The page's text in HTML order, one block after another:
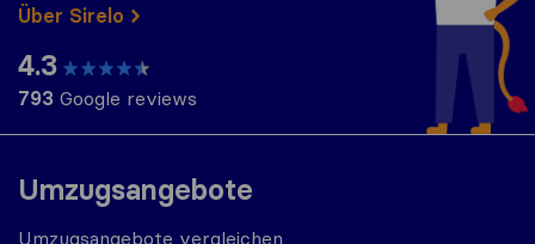
Umzugsangebote
Umzugsangebote vergleichen
Über Sirelo
4.3
793 Google reviews